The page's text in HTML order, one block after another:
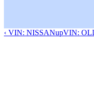
‹ VIN: NISSANupVIN: